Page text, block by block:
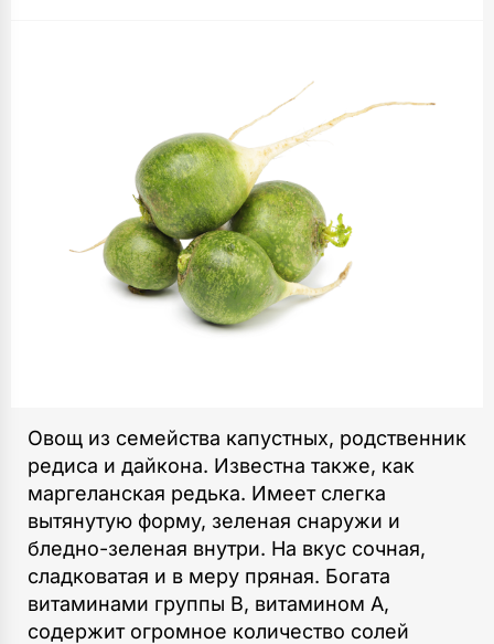
Овощ из семейства капустных, родственник
редиса и дайкона. Известна также, как
маргеланская редька. Имеет слегка
вытянутую форму, зеленая снаружи и
бледно-зеленая внутри. На вкус сочная,
сладковатая и в меру пряная. Богата
витаминами группы В, витамином А,
содержит огромное количество солей